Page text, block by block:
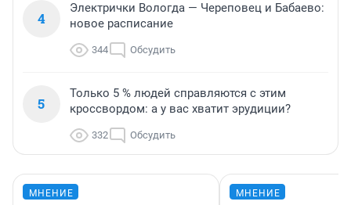
4
Электрички Вологда — Череповец и Бабаево:
новое расписание
344 Обсудить
5
Только 5 % людей справляются с этим
кроссвордом: а у вас хватит эрудиции?
332 Обсудить
МНЕНИЕ МНЕНИЕ